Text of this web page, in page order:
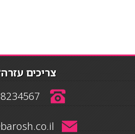
צריכים
04-8234567